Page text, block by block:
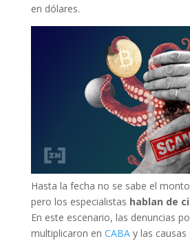
en dólares.
Hasta la fecha no se sabe el
pero los especialistas hablan de
En este escenario, las denuncias
multiplicaron en CABAy las causas